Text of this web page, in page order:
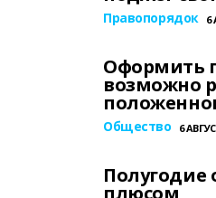
Правопорядок 6
Оформить
возможно
Общество 6
Полугодие
плюсом